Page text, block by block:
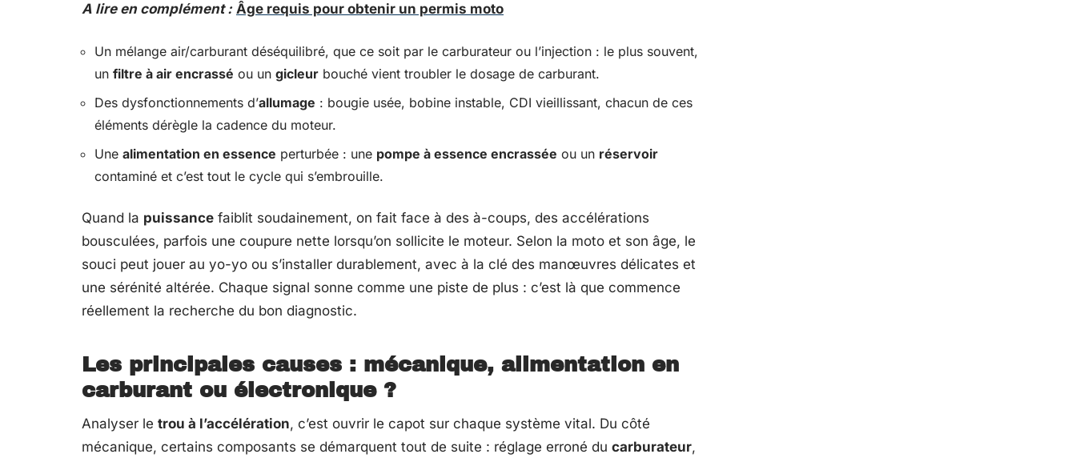
A lire en complément : Âge requis pour obtenir un permis moto
Un mélange air/carburant déséquilibré, que ce soit par le carburateur ou l’injection : le plus souvent,
un filtre à air encrassé ou un gicleur bouché vient troubler le dosage de carburant.
Des dysfonctionnements d’allumage : bougie usée, bobine instable, CDI vieillissant, chacun de ces
éléments dérègle la cadence du moteur.
Une alimentation en essence perturbée : une pompe à essence encrassée ou un réservoir
contaminé et c’est tout le cycle qui s’embrouille.
Quand la puissance faiblit soudainement, on fait face à des à-coups, des accélérations
bousculées, parfois une coupure nette lorsqu’on sollicite le moteur. Selon la moto et son âge, le
souci peut jouer au yo-yo ou s’installer durablement, avec à la clé des manœuvres délicates et
une sérénité altérée. Chaque signal sonne comme une piste de plus : c’est là que commence
réellement la recherche du bon diagnostic.
Les principales causes : mécanique, alimentation en
carburant ou électronique ?
Analyser le trou à l’accélération, c’est ouvrir le capot sur chaque système vital. Du côté
mécanique, certains composants se démarquent tout de suite : réglage erroné du carburateur,